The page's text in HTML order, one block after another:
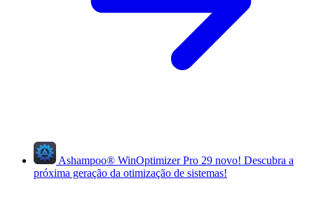
Ashampoo® WinOptimizer Pro 29 novo! Descubra a
próxima geração da otimização de sistemas!